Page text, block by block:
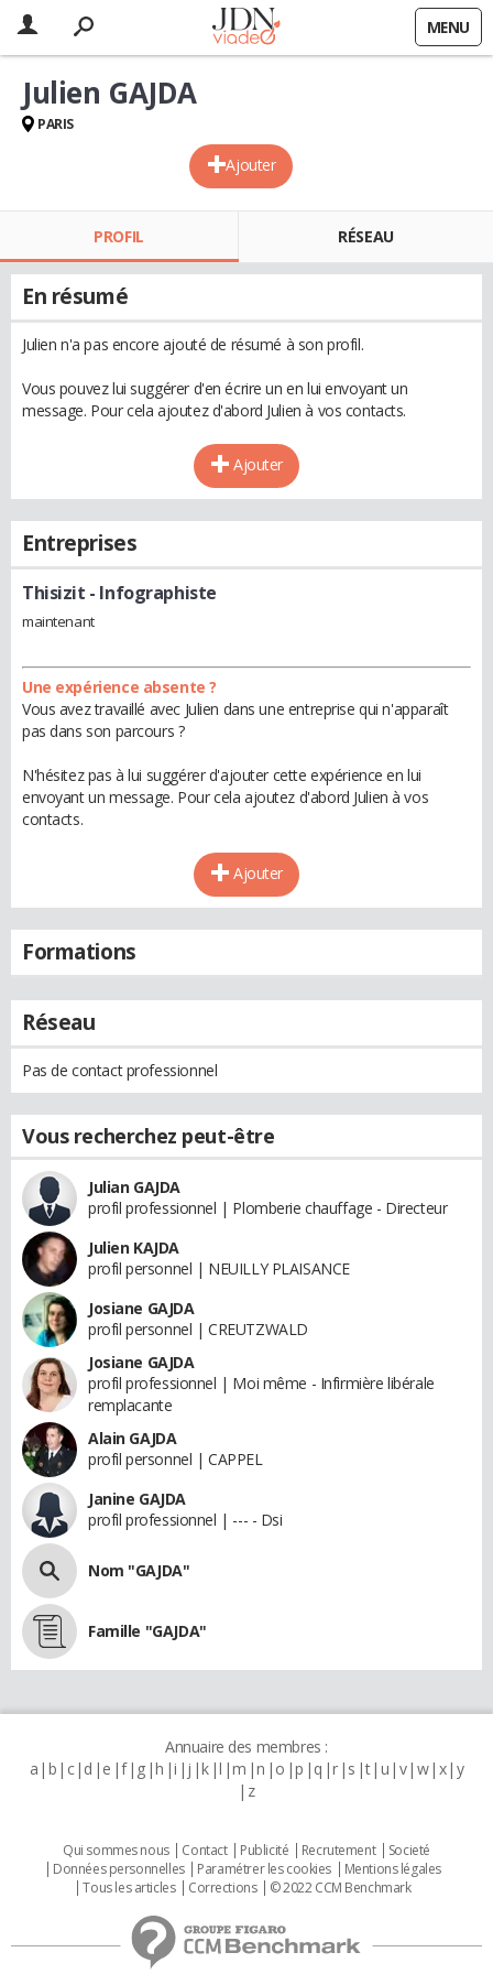
MENU
Ajouter
Julien GAJDA
PARIS
PROFIL RÉSEAU
En résumé
Julien n'a pas encore ajouté de résumé à son profil.
Vous pouvez lui suggérer d'en écrire un en lui envoyant un
message. Pour cela ajoutez d'abord Julien à vos contacts.
Ajouter
Entreprises
Thisizit - Infographiste
maintenant
Une expérience absente ?
Vous avez travaillé avec Julien dans une entreprise qui n'apparaît
pas dans son parcours ?
N'hésitez pas à lui suggérer d'ajouter cette expérience en lui
envoyant un message. Pour cela ajoutez d'abord Julien à vos
contacts.
Ajouter
Formations
Réseau
Pas de contact professionnel
Vous recherchez peut-être
Julian GAJDA
profil professionnel | Plomberie chauffage - Directeur
Julien KAJDA
profil personnel | NEUILLY PLAISANCE
Josiane GAJDA
profil personnel | CREUTZWALD
Josiane GAJDA
profil professionnel | Moi même - Infirmière libérale
remplacante
Alain GAJDA
profil personnel | CAPPEL
Janine GAJDA
profil professionnel | --- - Dsi
Nom "GAJDA"
Famille "GAJDA"
Annuaire des membres :
a b c d e f g h i j k l m n o p q r s t u v w x y
z
Qui sommes nous Contact Publicité Recrutement
Societé
Données personnelles
Paramétrer les cookies
Mentions légales
Tous les articles
Corrections © 2022 CCM Benchmark